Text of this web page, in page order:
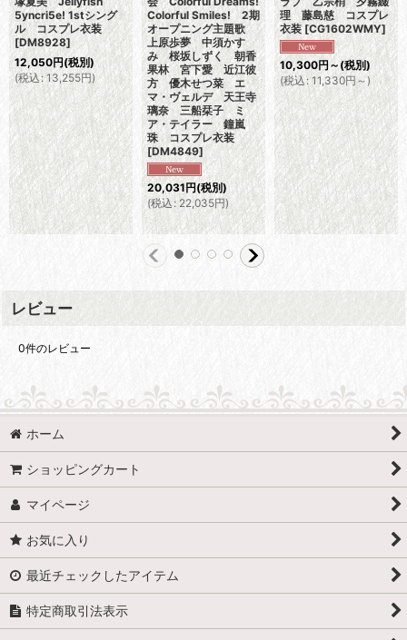
5yncri5e! 1stシング
ル コスプレ衣装
[DM8928]
12,050円(税別)
(税込: 13,255円)
Colorful Smiles! 2期
オープニング主題歌
上原歩夢 中須かす
み 桜坂しずく 朝香
果林 宮下愛 近江彼
方 優木せつ菜 エ
マ・ヴェルデ 天王寺
璃奈 三船栞子 ミ
ア・テイラー 鐘嵐
珠 コスプレ衣装
[DM4849]
20,031円(税別)
(税込: 22,035円)
理 藤島慈 コスプレ
衣装 [CG1602WMY]
10,300円～(税別)
(税込: 11,330円～)
レビュー
0件のレビュー
ホーム
ショッピングカート
マイページ
お気に入り
最近チェックしたアイテム
特定商取引法表示